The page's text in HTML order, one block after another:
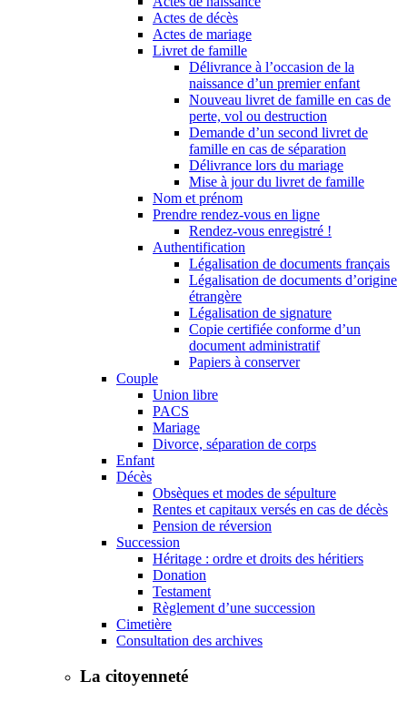
Actes de décès
Actes de mariage
Livret de famille
Délivrance à l’occasion de la
naissance d’un premier enfant
Nouveau livret de famille en cas de
perte, vol ou destruction
Demande d’un second livret de
famille en cas de séparation
Délivrance lors du mariage
Mise à jour du livret de famille
Nom et prénom
Prendre rendez-vous en ligne
Rendez-vous enregistré !
Authentification
Légalisation de documents français
Légalisation de documents d’origine
étrangère
Légalisation de signature
Copie certifiée conforme d’un
document administratif
Papiers à conserver
Couple
Union libre
PACS
Mariage
Divorce, séparation de corps
Enfant
Décès
Obsèques et modes de sépulture
Rentes et capitaux versés en cas de décès
Pension de réversion
Succession
Héritage : ordre et droits des héritiers
Donation
Testament
Règlement d’une succession
Cimetière
Consultation des archives
La citoyenneté